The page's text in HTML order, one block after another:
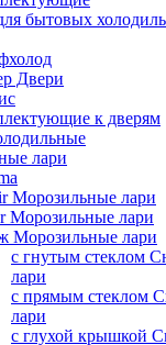
бытовых
Двери
к дверям
лари
Морозильные лари
Морозильные лари
Морозильные лари
с гнутым стеклом
лари
с прямым стеклом
лари
с глухой крышкой